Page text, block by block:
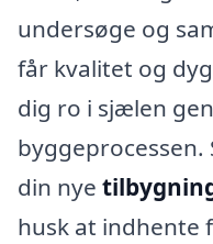
undersøge og
får kvalitet og
dig ro i sjælen
din nye
husk at indhente